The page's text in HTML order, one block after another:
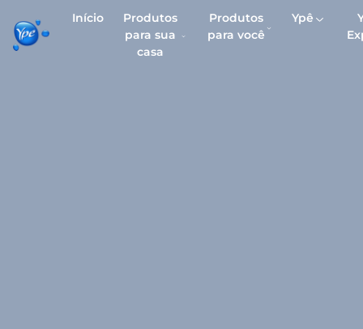
Início
Produtos
para sua
casa
Produtos
para você
Ypê